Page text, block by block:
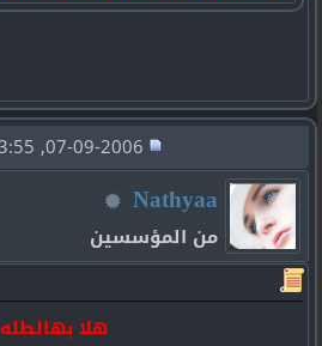
Nathyaa
من المؤسسين
هلا بهالطله